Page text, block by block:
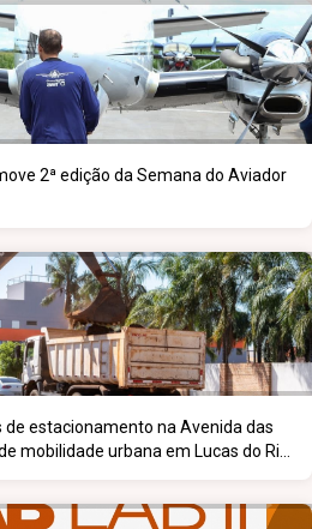
2ª edição da Semana do Aviador
de estacionamento na Avenida das
mobilidade urbana em Lucas do Rio